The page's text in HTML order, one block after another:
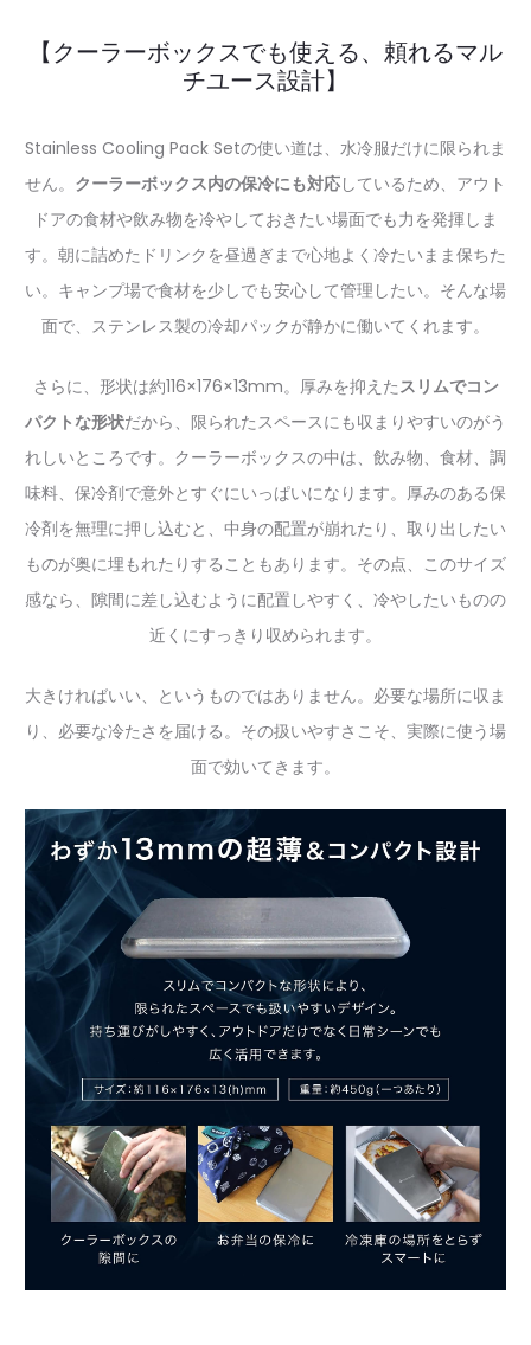
【クーラーボックスでも使える、頼れるマル
チユース設計】
Stainless Cooling Pack Setの使い道は、水冷服だけに限られま
せん。 クーラーボックス内の保冷にも対応しているため、アウト
ドアの食材や飲み物を冷やしておきたい場面でも力を発揮しま
す。朝に詰めたドリンクを昼過ぎまで心地よく冷たいまま保ちた
い。キャンプ場で食材を少しでも安心して管理したい。そんな場
面で、ステンレス製の冷却パックが静かに働いてくれます。
さらに、形状は約116×176×13mm。厚みを抑えたスリムでコン
パクトな形状だから、限られたスペースにも収まりやすいのがう
れしいところです。クーラーボックスの中は、飲み物、食材、調
味料、保冷剤で意外とすぐにいっぱいになります。厚みのある保
冷剤を無理に押し込むと、中身の配置が崩れたり、取り出したい
ものが奥に埋もれたりすることもあります。その点、このサイズ
感なら、隙間に差し込むように配置しやすく、冷やしたいものの
近くにすっきり収められます。
大きければいい、というものではありません。必要な場所に収ま
り、必要な冷たさを届ける。その扱いやすさこそ、実際に使う場
面で効いてきます。